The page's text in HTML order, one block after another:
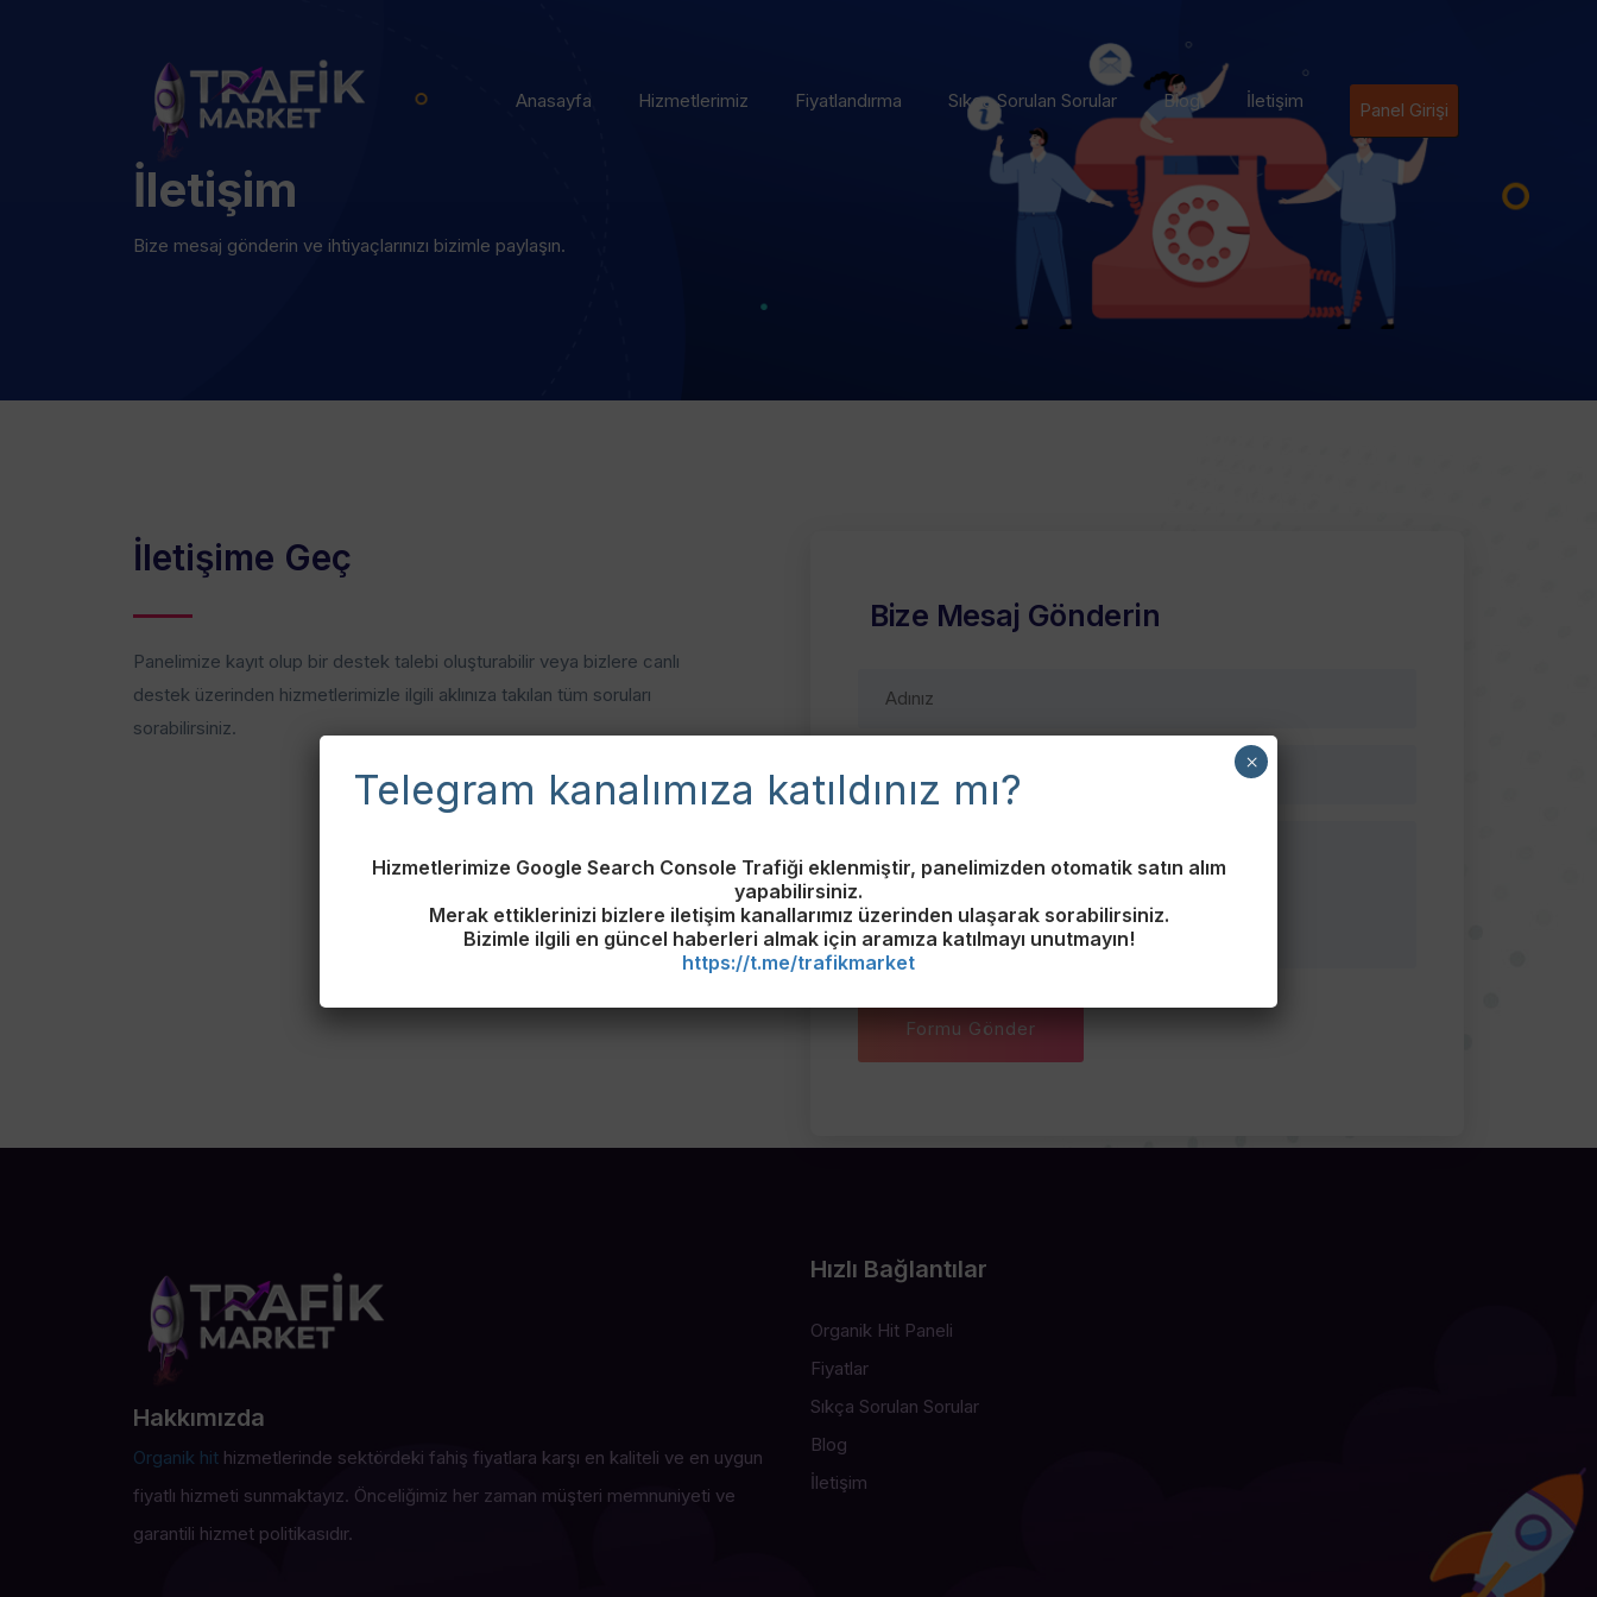
Anasayfa Hizmetlerimiz Fiyatlandırma Sıkça Sorulan Sorular Blog İletişim Panel Girişi
İletişim
Bize mesaj gönderin ve ihtiyaçlarınızı bizimle paylaşın.
İletişime Geç
Panelimize kayıt olup bir destek talebi oluşturabilir veya bizlere canlı
destek üzerinden hizmetlerimizle ilgili aklınıza takılan tüm soruları
sorabilirsiniz.
Bize Mesaj Gönderin
Hakkımızda
Organik hit hizmetlerinde sektördeki fahiş fiyatlara karşı en kaliteli ve en uygun
fiyatlı hizmeti sunmaktayız. Önceliğimiz her zaman müşteri memnuniyeti ve
garantili hizmet politikasıdır.
Hızlı Bağlantılar
Organik Hit Paneli
Fiyatlar
Sıkça Sorulan Sorular
Blog
İletişim
Telegram kanalımıza katıldınız mı?
Hizmetlerimize Google Search Console Trafiği eklenmiştir, panelimizden otomatik satın alım
yapabilirsiniz.
Merak ettiklerinizi bizlere iletişim kanallarımız üzerinden ulaşarak sorabilirsiniz.
Bizimle ilgili en güncel haberleri almak için aramıza katılmayı unutmayın!
https://t.me/trafikmarket
×